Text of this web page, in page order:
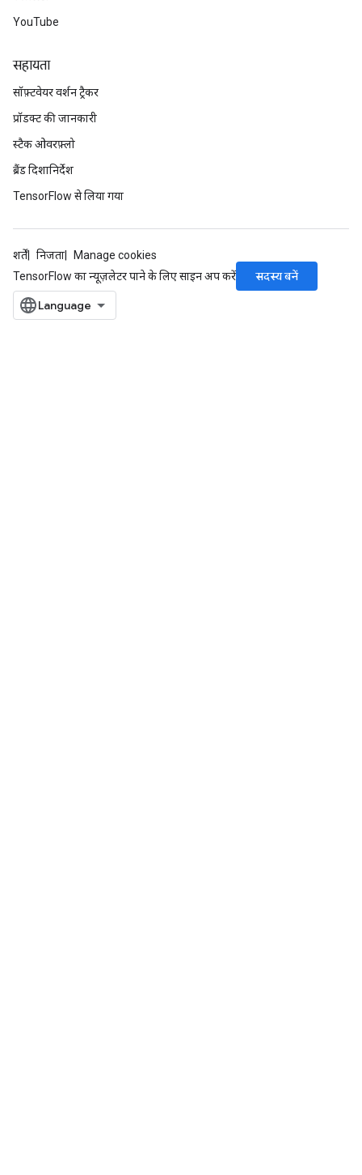
YouTube
सहायता
सॉफ़्टवेयर वर्शन ट्रैकर
प्रॉडक्ट की जानकारी
स्टैक ओवरफ़्लो
ब्रैंड दिशानिर्देश
TensorFlow से लिया गया
शर्तें निजता
Manage cookies
TensorFlow का न्यूज़लेटर पाने के लिए साइन अप करें
सदस्य बनें